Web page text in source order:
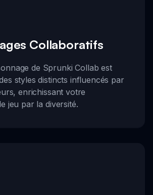
Collaboratifs
de Sprunki Collab est
styles distincts influencés par
enrichissant votre
jeu par la diversité.